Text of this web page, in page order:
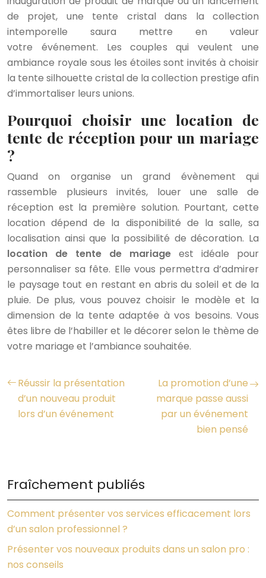
de projet, une tente cristal dans la collection
intemporelle saura mettre en valeur
votre événement. Les couples qui veulent une
ambiance royale sous les étoiles sont invités à choisir
la tente silhouette cristal de la collection prestige afin
d’immortaliser leurs unions.
Pourquoi choisir une location de
tente de réception pour un mariage
?
Quand on organise un grand évènement qui
rassemble plusieurs invités, louer une salle de
réception est la première solution. Pourtant, cette
location dépend de la disponibilité de la salle, sa
localisation ainsi que la possibilité de décoration. La
location de tente de mariage est idéale pour
personnaliser sa fête. Elle vous permettra d’admirer
le paysage tout en restant en abris du soleil et de la
pluie. De plus, vous pouvez choisir le modèle et la
dimension de la tente adaptée à vos besoins. Vous
êtes libre de l’habiller et le décorer selon le thème de
votre mariage et l’ambiance souhaitée.
Réussir la présentation
d’un nouveau produit
lors d’un événement
La promotion d’une
marque passe aussi
par un événement
bien pensé
Fraîchement publiés
Comment présenter vos services efficacement lors
d’un salon professionnel ?
Présenter vos nouveaux produits dans un salon pro :
nos conseils